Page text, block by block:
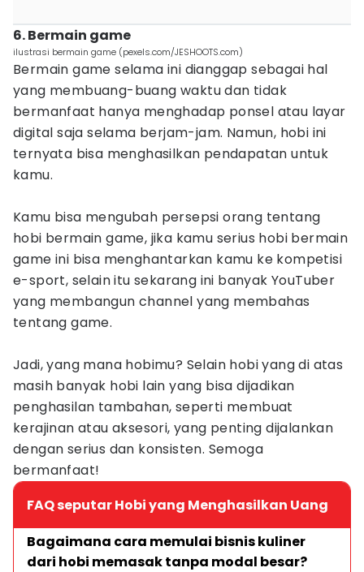
6. Bermain game
ilustrasi bermain game (pexels.com/JESHOOTS.com)
Bermain game selama ini dianggap sebagai hal
yang membuang-buang waktu dan tidak
bermanfaat hanya menghadap ponsel atau layar
digital saja selama berjam-jam. Namun, hobi ini
ternyata bisa menghasilkan pendapatan untuk
kamu.
Kamu bisa mengubah persepsi orang tentang
hobi bermain game, jika kamu serius hobi bermain
game ini bisa menghantarkan kamu ke kompetisi
e-sport, selain itu sekarang ini banyak YouTuber
yang membangun channel yang membahas
tentang game.
Jadi, yang mana hobimu? Selain hobi yang di atas
masih banyak hobi lain yang bisa dijadikan
penghasilan tambahan, seperti membuat
kerajinan atau aksesori, yang penting dijalankan
dengan serius dan konsisten. Semoga
bermanfaat!
FAQ seputar Hobi yang Menghasilkan Uang
Bagaimana cara memulai bisnis kuliner
dari hobi memasak tanpa modal besar?